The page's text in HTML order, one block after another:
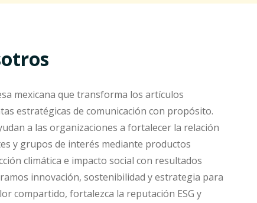
mexicana que transforma los artículos
estratégicas de comunicación con propósito.
a las organizaciones a fortalecer la relación
y grupos de interés mediante productos
climática e impacto social con resultados
innovación, sostenibilidad y estrategia para
compartido, fortalezca la reputación ESG y